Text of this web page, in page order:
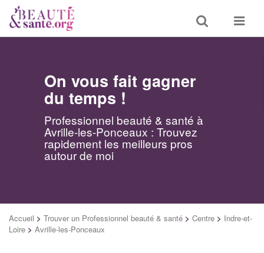
Toggle
search
Toggle
On vous fait gagner
du temps !
Professionnel beauté & santé à
Avrille-les-Ponceaux : Trouvez
rapidement les meilleurs pros
autour de moi
Accueil > Trouver un Professionnel beauté & santé > Centre > Indre-et-
Loire > Avrille-les-Ponceaux